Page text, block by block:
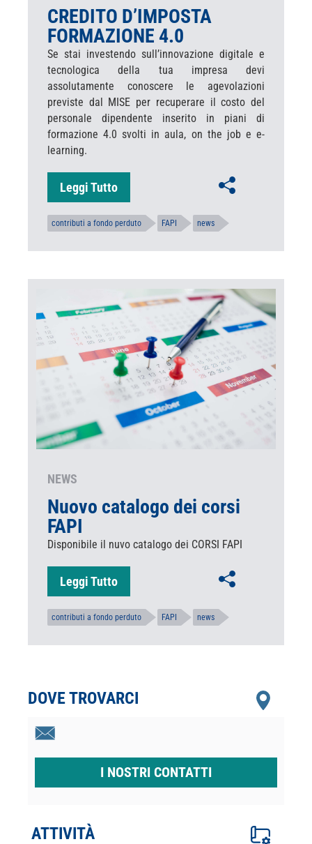
CREDITO D’IMPOSTA
FORMAZIONE 4.0
Se stai investendo sull’innovazione digitale e
tecnologica della tua impresa devi
assolutamente conoscere le agevolazioni
previste dal MISE per recuperare il costo del
personale dipendente inserito in piani di
formazione 4.0 svolti in aula, on the job e e-
learning.
Leggi Tutto
contributi a fondo perduto FAPI news
NEWS
Nuovo catalogo dei corsi
FAPI
Disponibile il nuvo catalogo dei CORSI FAPI
Leggi Tutto
contributi a fondo perduto FAPI news
DOVE TROVARCI
I NOSTRI CONTATTI
ATTIVITÀ